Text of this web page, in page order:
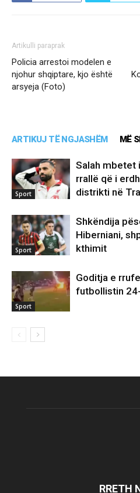
Artikulli paraprak
Policia arrestoi modelen e
njohur shqiptare, kjo është
arsyeja (Foto)
ARTIKUJ TË NGJASHËM MË
Sport
Salah mbetet
rrallë që i
distrikti në
Sport
Shkëndija
Hiberniani,
kthimit
Sport
Goditja e
futbollistin
RRETH